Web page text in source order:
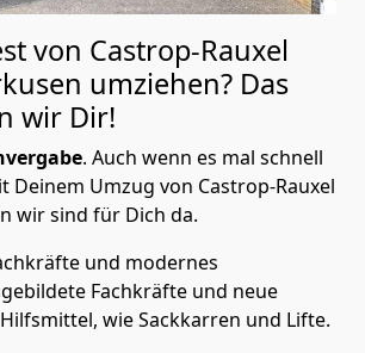
von Castrop-Rauxel
umziehen? Das
wir Dir!
. Auch wenn es mal schnell
Deinem Umzug von Castrop-Rauxel
wir sind für Dich da.
und modernes
Fachkräfte und neue
wie Sackkarren und Lifte.